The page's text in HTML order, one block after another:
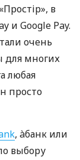
в
и Google Pay.
очень
для многих
любая
просто
, àбанк или
выбору